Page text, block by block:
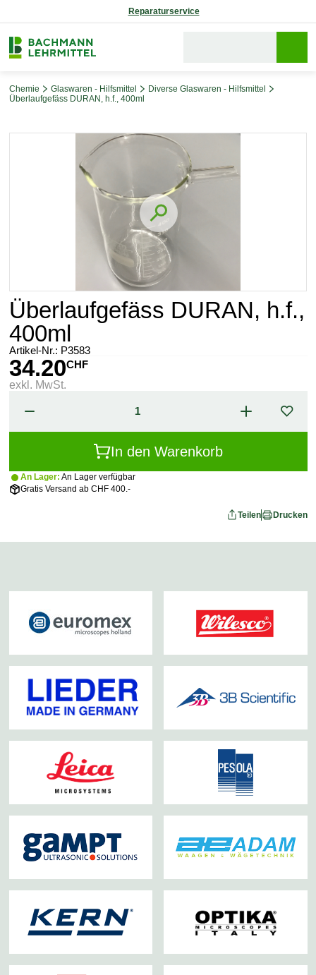
Reparaturservice
Chemie Glaswaren - Hilfsmittel
Diverse Glaswaren - Hilfsmittel
Überlaufgefäss DURAN, h.f., 400ml
Bildergalerie überspringen
Überlaufgefäss DURAN, h.f.,
400ml
Artikel-Nr.: P3583
34.20CHF
exkl. MwSt.
In den Warenkorb
An Lager: An Lager verfügbar
Gratis Versand ab CHF 400.-
Teilen Drucken